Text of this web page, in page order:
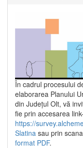
În cadrul procesului
elaborarea Planului
din Județul Olt, vă
fie prin accesarea
https://
Slatina sau prin
format PDF.